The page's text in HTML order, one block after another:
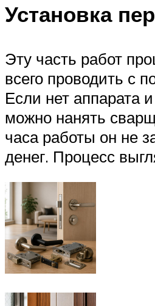
Установка
Эту часть работ
всего проводить с
Если нет аппарата
можно нанять
часа работы он не
денег. Процесс